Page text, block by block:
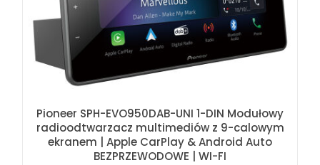
Pioneer SPH-EVO950DAB-UNI 1-DIN Modułowy
radioodtwarzacz multimediów z 9-calowym
ekranem | Apple CarPlay & Android Auto
BEZPRZEWODOWE | WI-FI